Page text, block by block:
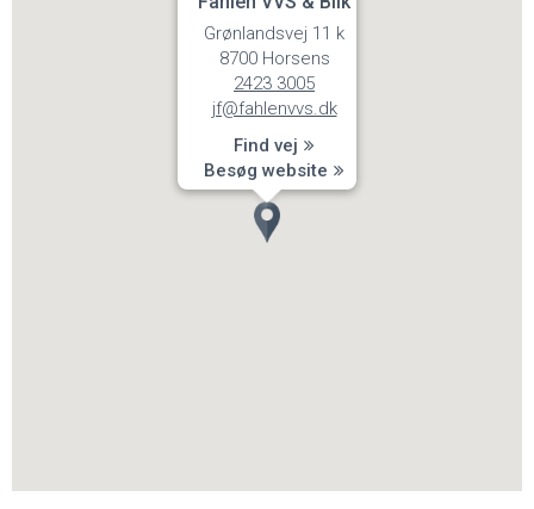
Grønlandsvej 11 k
8700 Horsens
2423 3005
jf@fahlenvvs.dk
Find vej
Besøg website